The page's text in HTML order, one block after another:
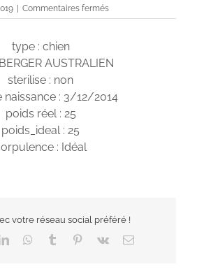
Commentaires ferméssur
Irow
type : chien
AUSTRALIEN
sterilise : non
naissance : 3/12/2014
poids réel : 25
poids_ideal : 25
: Idéal
votre réseau social préféré !
LinkedInWhatsApp
Tumblr Pinterest
Vk Email